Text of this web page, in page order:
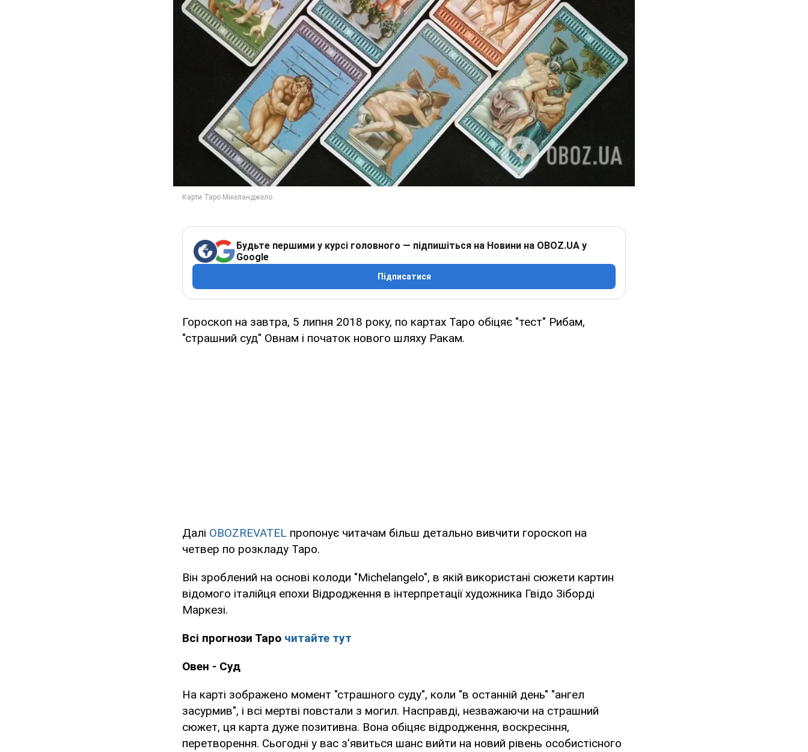
Будьте першими у курсі головного — підпишіться на Новини на OBOZ.UA у
Google
Підписатися
Гороскоп на завтра, 5 липня 2018 року, по картах Таро обіцяє "тест" Рибам,
"страшний суд" Овнам і початок нового шляху Ракам.
Далі OBOZREVATEL пропонує читачам більш детально вивчити гороскоп на
четвер по розкладу Таро.
Він зроблений на основі колоди "Michelangelo", в якій використані сюжети картин
відомого італійця епохи Відродження в інтерпретації художника Гвідо Зіборді
Маркезі.
Всі прогнози Таро читайте тут
Овен - Суд
На карті зображено момент "страшного суду", коли "в останній день" "ангел
засурмив", і всі мертві повстали з могил. Насправді, незважаючи на страшний
сюжет, ця карта дуже позитивна. Вона обіцяє відродження, воскресіння,
перетворення. Сьогодні у вас з'явиться шанс вийти на новий рівень особистісного